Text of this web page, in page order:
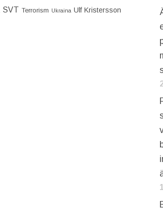
SVT Terrorism Ukraina Ulf Kristersson